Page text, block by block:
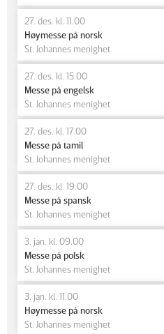
27. des. kl. 11.00
Høymesse på norsk
St. Johannes menighet
27. des. kl. 15.00
Messe på engelsk
St. Johannes menighet
27. des. kl. 17.00
Messe på tamil
St. Johannes menighet
27. des. kl. 19.00
Messe på spansk
St. Johannes menighet
3. jan. kl. 09.00
Messe på polsk
St. Johannes menighet
3. jan. kl. 11.00
Høymesse på norsk
St. Johannes menighet